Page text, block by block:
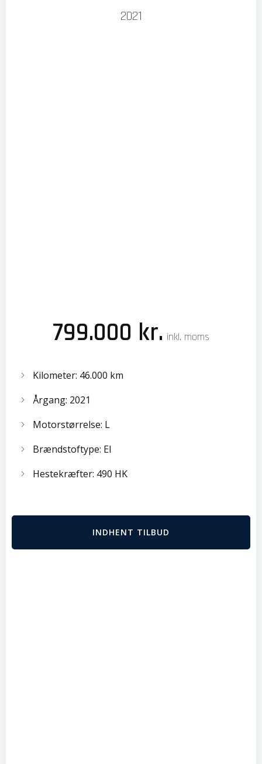
2021
799.000 kr. inkl. moms
Kilometer: 46.000 km
Årgang: 2021
Motorstørrelse: L
Brændstoftype: El
Hestekræfter: 490 HK
INDHENT TILBUD